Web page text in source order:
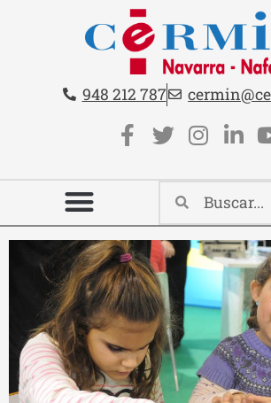
Contacto cabecera
Teléfono:
948 212 787 Email:
Redes sociales cabecera